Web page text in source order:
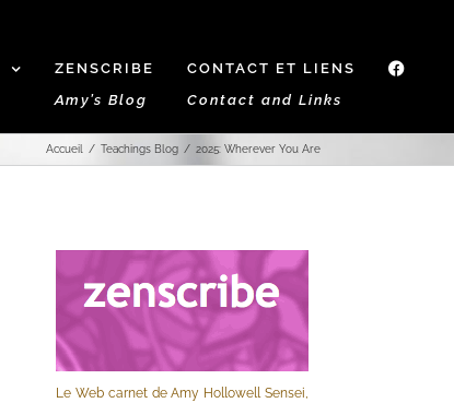
ZENSCRIBE
Amy’s Blog
CONTACT ET LIENS
Contact and Links
Accueil Teachings Blog 2025: Wherever You Are
Le Web carnet de Amy Hollowell Sensei,